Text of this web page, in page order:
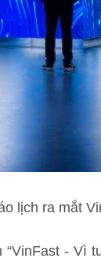
lịch ra mắt
- Vì